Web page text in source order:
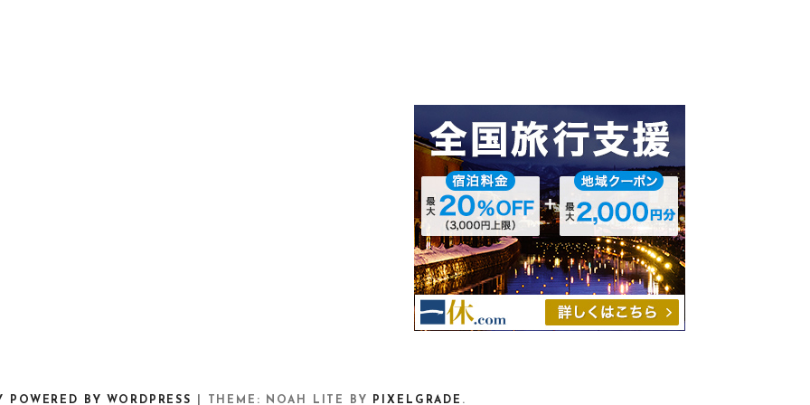
POWERED BY WORDPRESS THEME: NOAH LITE BY PIXELGRADE .